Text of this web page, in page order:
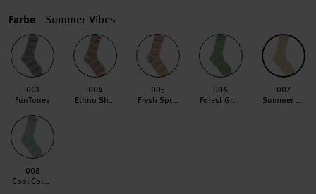
Farbe Summer Vibes
001
FunTones
004
Ethno Shades
005
Fresh Spring
006
Forest Greens
007
Summer Vibes
008
Cool Colours